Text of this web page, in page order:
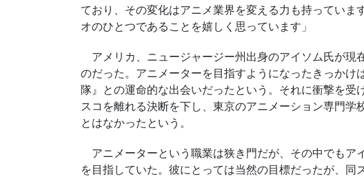
ており、その変化はアニメ業界を変える力も持っていま
オのひとつであることを嬉しく思っています」
アメリカ、ニュージャージー州出身のアイソム氏が現
のだった。アニメーターを目指すようになったきっかけ
隊』との運命的な出会いだったという。それに衝撃を受
スコを離れる決断を下し、東京のアニメーション専門学
とはなかったという。
アニメーターという職業は狭き門だが、その中でもア
を目指していた。彼にとっては当然の目標だったが、同